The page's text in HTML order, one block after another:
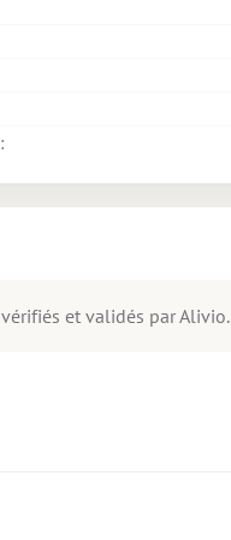
et validés par Alivio.